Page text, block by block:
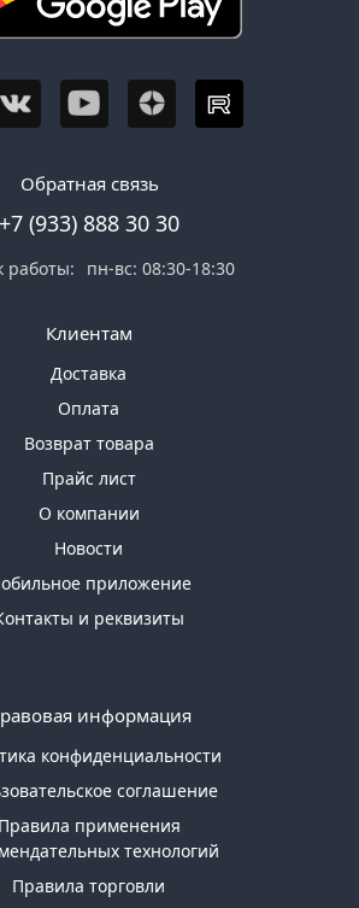
Обратная связь
+7 (933) 888 30 30
работы: пн-вс: 08:30-18:30
Клиентам
Доставка
Оплата
Возврат товара
Прайс лист
О компании
Новости
приложение
и реквизиты
информация
конфиденциальности
соглашение
Правила применения
технологий
Правила торговли